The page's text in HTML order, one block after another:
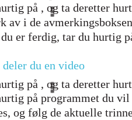
på , og ta deretter
av i de
er ferdig, tar du hurtig
du en video
på , og ta deretter
på programmet du
og følg de aktuelle